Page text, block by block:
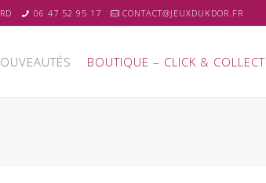
06 47 52 95 17 CONTACT@JEUXDUKDOR.FR
BOUTIQUE – CLICK & COLLECT